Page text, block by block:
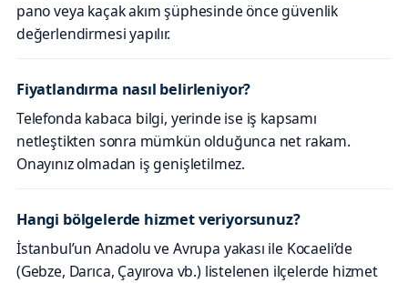
pano veya kaçak akım şüphesinde önce güvenlik
değerlendirmesi yapılır.
Fiyatlandırma nasıl belirleniyor?
Telefonda kabaca bilgi, yerinde ise iş kapsamı
netleştikten sonra mümkün olduğunca net rakam.
Onayınız olmadan iş genişletilmez.
Hangi bölgelerde hizmet veriyorsunuz?
İstanbul’un Anadolu ve Avrupa yakası ile Kocaeli’de
(Gebze, Darıca, Çayırova vb.) listelenen ilçelerde hizmet